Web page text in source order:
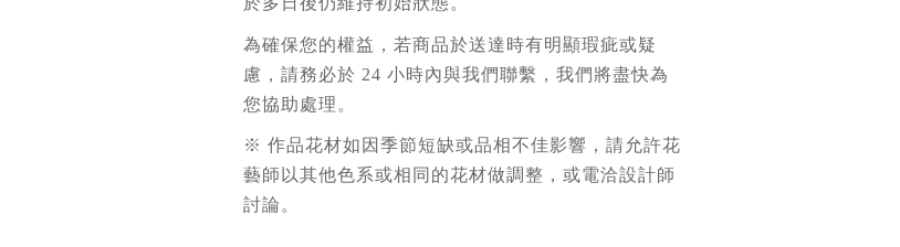
為確保您的權益，若商品於送達時有明顯瑕疵或疑
慮，請務必於 24 小時內與我們聯繫，我們將盡快為
您協助處理。
※ 作品花材如因季節短缺或品相不佳影響，請允許花
藝師以其他色系或相同的花材做調整，或電洽設計師
討論。